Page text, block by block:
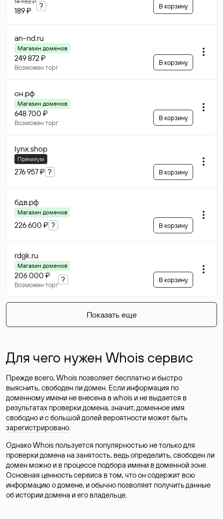
189 ₽
? В корзину
an-nd.ru
Магазин доменов
249 872 ₽
Возможен торг
В корзину
он.рф
Магазин доменов
648 700 ₽
Возможен торг
В корзину
lynx.shop
Премиум
276 957 ₽ ? В корзину
бдв.рф
Магазин доменов
226 600 ₽ ? В корзину
rdgk.ru
Магазин доменов
206 000 ₽
Возможен торг
? В корзину
Показать еще
Для чего нужен Whois сервис
Прежде всего, Whois позволяет бесплатно и быстро
выяснить, свободен ли домен. Если информация по
доменному имени не внесена в whois и не выдается в
результатах проверки домена, значит, доменное имя
свободно и с большой долей вероятности может быть
зарегистрировано.
Однако Whois пользуется популярностью не только для
проверки домена на занятость, ведь определить, свободен ли
домен можно и в процессе подбора имени в доменной зоне.
Основная ценность сервиса в том, что он содержит всю
информацию о домене, и обычно позволяет получить данные
об истории домена и его владельце.